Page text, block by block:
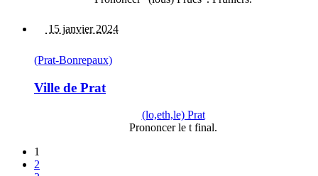
15 janvier 2024
(Prat-Bonrepaux)
Ville de Prat
(lo,eth,le) Prat
Prononcer le t final.
1
2